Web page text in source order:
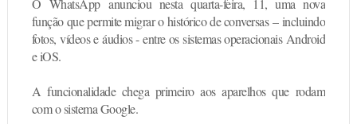
O WhatsApp anunciou nesta quarta-feira, 11, uma nova
função que permite migrar o histórico de conversas – incluindo
fotos, vídeos e áudios - entre os sistemas operacionais Android
e iOS.
A funcionalidade chega primeiro aos aparelhos que rodam
com o sistema Google.